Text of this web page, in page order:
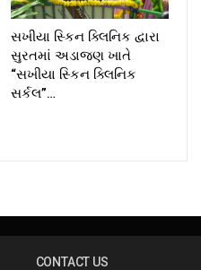
સખીયા સ્કિન ક્લિનિક દ્વારા
સુરતમાં અડાજણ ખાતે
“સખીયા સ્કિન ક્લિનિક
સર્કલ”…
CONTACT US